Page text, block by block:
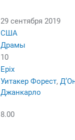
29 сентября 2019
США
Драмы
10
Epix
Уитакер Форест,
Джанкарло
8.00